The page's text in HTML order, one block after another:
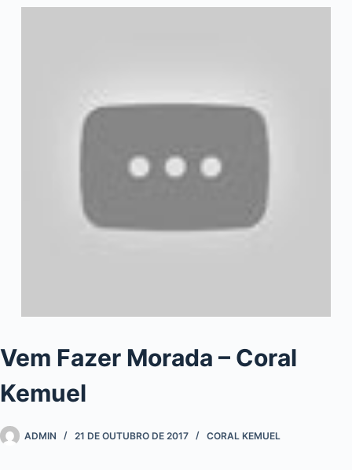
Vem Fazer Morada – Coral
Kemuel
ADMIN 21 DE OUTUBRO DE 2017 CORAL KEMUEL